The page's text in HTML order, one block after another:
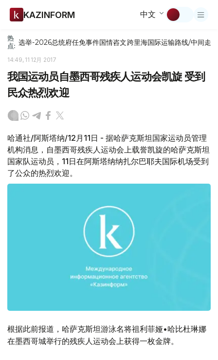
KAZINFORM 中文
热
点: 选举-2026总统府任免事件国情咨文跨里海国际运输路线/中间走廊
14:49, 11 12月 2017
我国运动员自墨西哥残疾人运动会凯旋 受到
民众热烈欢迎
哈通社/阿斯塔纳/12月11日 - 据哈萨克斯坦国家运动员管理
机构消息，自墨西哥残疾人运动会上载誉凯旋的哈萨克斯坦
国家队运动员，11日在阿斯塔纳纳扎尔巴耶夫国际机场受到
了公众的热烈欢迎。
根据此前报道，哈萨克斯坦游泳名将祖利菲娅•哈比杜琳娜
在墨西哥城举行的残疾人运动会上获得一枚金牌。